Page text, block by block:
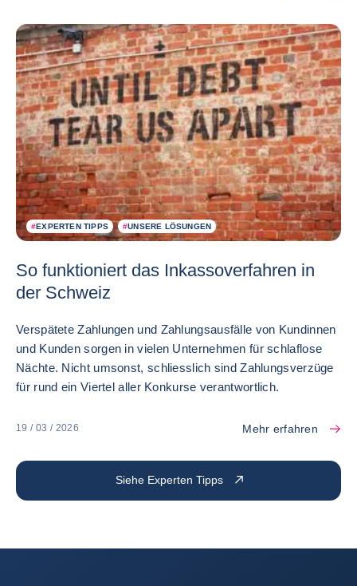
Siehe Experten Tipps
#EXPERTEN TIPPS #UNSERE LÖSUNGEN
So funktioniert das Inkassoverfahren in
der Schweiz
Verspätete Zahlungen und Zahlungsausfälle von Kundinnen
und Kunden sorgen in vielen Unternehmen für schlaflose
Nächte. Nicht umsonst, schliesslich sind Zahlungsverzüge
für rund ein Viertel aller Konkurse verantwortlich.
19 / 03 / 2026 Mehr erfahren